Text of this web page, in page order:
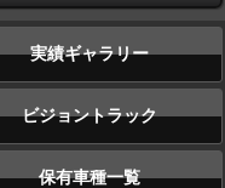
実績ギャラリー
ビジョントラック
保有車種一覧